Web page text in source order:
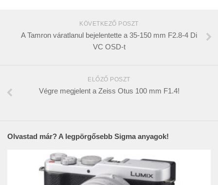
KÖVETKEZŐ POSZT
A Tamron váratlanul bejelentette a 35-150 mm F2.8-4 Di
VC OSD-t
ELŐZŐ POSZT
Végre megjelent a Zeiss Otus 100 mm F1.4!
Olvastad már? A legpörgősebb Sigma anyagok!